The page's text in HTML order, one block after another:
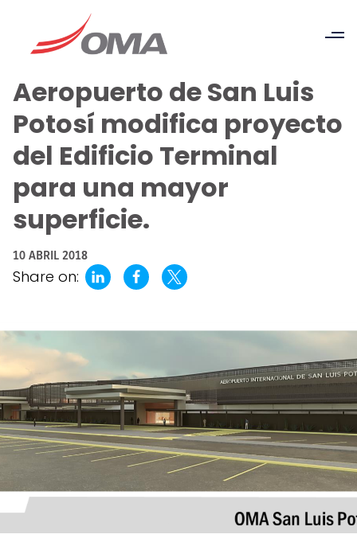
Aeropuerto de San Luis
Potosí modifica proyecto
del Edificio Terminal
para una mayor
superficie.
10 ABRIL 2018
Share on: